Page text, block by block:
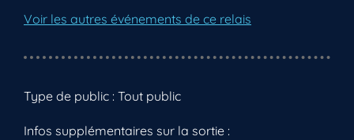
Voir les autres événements de ce relais
Type de public : Tout public
Infos supplémentaires sur la sortie :